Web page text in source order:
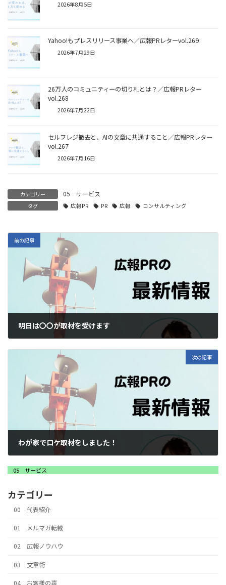
2026年8月5日
Yahoo!もプレスリリース事業へ／広報PRレターvol.269
2026年7月29日
26万人のコミュニティーの切り札とは？／広報PRレター
vol.268
2026年7月22日
セルフレジ撤去と、AIの文章に共通すること／広報PRレター
vol.267
2026年7月16日
カテゴリー 05 サービス
タグ 広報PR PR 広報 コンサルティング
前の記事
明日は〇〇が取材を受けます
次の記事
わが家でロケ取材をしました！
05 サービス
カテゴリー
00 代表紹介
01 メルマガ転載
02 広報ノウハウ
03 文章術
04 お客様の声